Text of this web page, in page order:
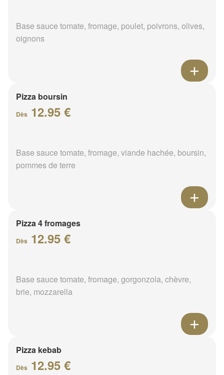
Base sauce tomate, fromage, poulet, poivrons, olives,
oignons
Pizza boursin
Dès 12.95 €
Base sauce tomate, fromage, viande hachée, boursin,
pommes de terre
Pizza 4 fromages
Dès 12.95 €
Base sauce tomate, fromage, gorgonzola, chèvre,
brie, mozzarella
Pizza kebab
Dès 12.95 €